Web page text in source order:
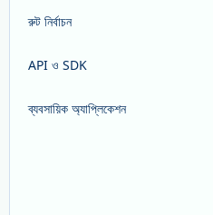
রুট নির্বাচন
API ও SDK
ব্যবসায়িক অ্যাপ্লিকেশন